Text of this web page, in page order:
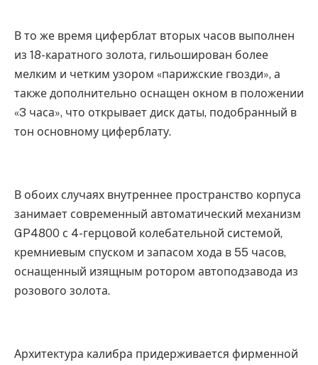
В то же время циферблат вторых часов выполнен
из 18-каратного золота, гильоширован более
мелким и четким узором «парижские гвозди», а
также дополнительно оснащен окном в положении
«3 часа», что открывает диск даты, подобранный в
тон основному циферблату.
В обоих случаях внутреннее пространство корпуса
занимает современный автоматический механизм
GP4800 с 4-герцовой колебательной системой,
кремниевым спуском и запасом хода в 55 часов,
оснащенный изящным ротором автоподзавода из
розового золота.
Архитектура калибра придерживается фирменной